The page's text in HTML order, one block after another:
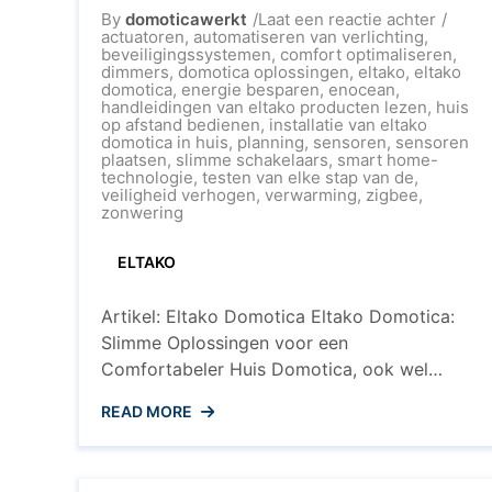
By domoticawerkt Laat een reactie achterop
de
Slimme
van
actuatoren, automatiseren van verlichting,
beveiligingssystemen, comfort optimaliseren,
dimmers, domotica oplossingen, eltako, eltako
domotica, energie besparen, enocean,
handleidingen van eltako producten lezen, huis
op afstand bedienen, installatie van eltako
domotica in huis, planning, sensoren, sensoren
plaatsen, slimme schakelaars, smart home-
technologie, testen van elke stap van de,
veiligheid verhogen, verwarming, zigbee,
zonwering
ELTAKO
Artikel: Eltako Domotica Eltako Domotica:
Slimme Oplossingen voor een
Comfortabeler Huis Domotica, ook wel
transformeert huizen in intelligente en
geautomatiseerde leefomgevingen. Een
READ MORE